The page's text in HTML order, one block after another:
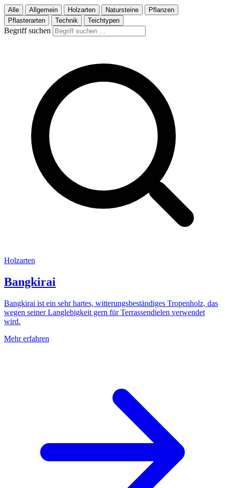
Alle Allgemein Holzarten Natursteine
Pflanzen
Pflasterarten
Technik Teichtypen
Begriff suchen
Holzarten
Bangkirai
Bangkirai ist ein sehr hartes, witterungsbeständiges Tropenholz, das
wegen seiner Langlebigkeit gern für Terrassendielen verwendet
wird.
Mehr erfahren